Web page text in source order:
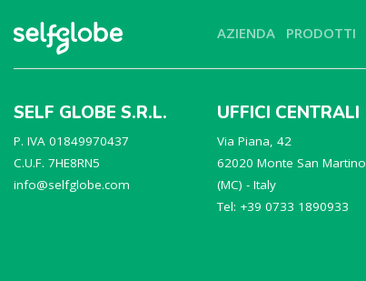
AZIENDA PRODOTTI
SELF GLOBE S.R.L.
P. IVA 01849970437
C.U.F. 7HE8RN5
info@selfglobe.com
UFFICI CENTRALI
Via Piana, 42
62020 Monte San Martino
(MC) - Italy
Tel: +39 0733 1890933